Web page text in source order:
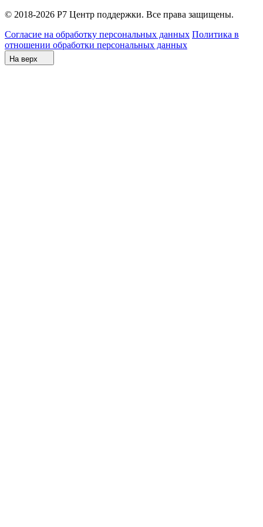
© 2018-2026 Р7 Центр поддержки. Все права защищены.
Согласие на обработку персональных данных Политика в
отношении обработки персональных данных
На верх